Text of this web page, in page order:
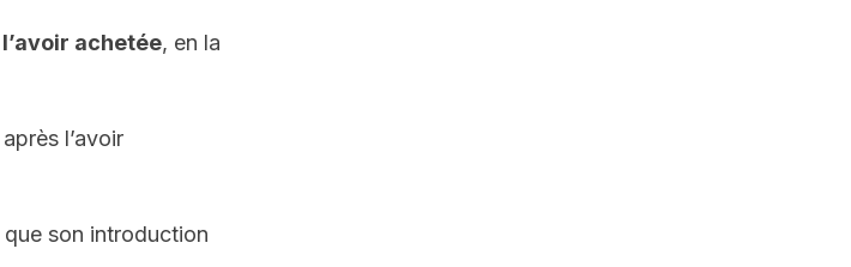
achetée, en la
l’avoir
que son introduction